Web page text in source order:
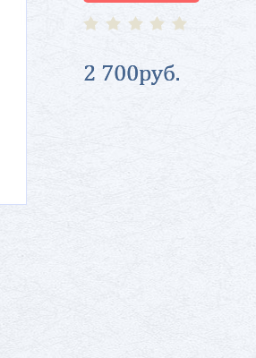
2 700руб.